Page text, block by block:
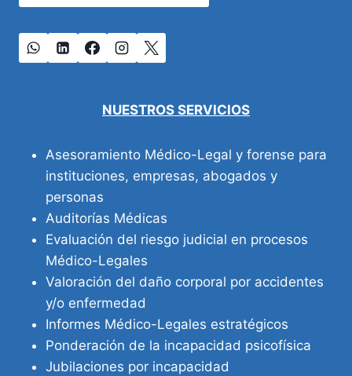
NUESTROS SERVICIOS
Asesoramiento Médico-Legal y forense para
instituciones, empresas, abogados y
personas
Auditorías Médicas
Evaluación del riesgo judicial en procesos
Médico-Legales
Valoración del daño corporal por accidentes
y/o enfermedad
Informes Médico-Legales estratégicos
Ponderación de la incapacidad psicofísica
Jubilaciones por incapacidad